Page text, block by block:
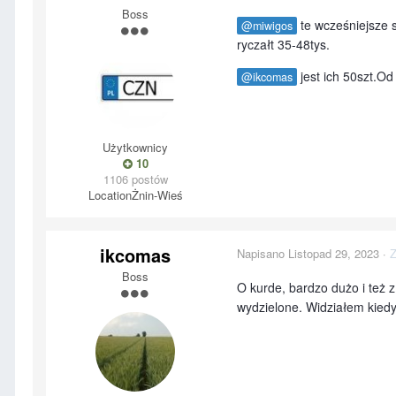
Boss
Użytkownicy
10
1106 postów
LocationŻnin-Wieś
@miwigos te wcześniejsze
ryczałt 35-48tys.
@ikcomas jest ich
ikcomas
Boss
Napisano Listopad 29, 2023 ·
O kurde, bardzo dużo i też
wydzielone. Widziałem